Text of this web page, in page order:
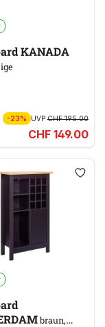
KANADA
-23% UVPCHF 195.00
CHF 149.00
braun,